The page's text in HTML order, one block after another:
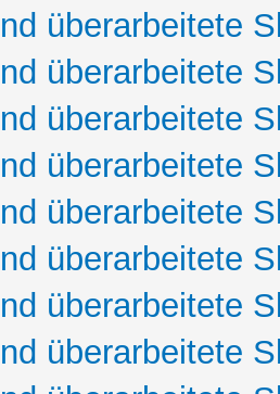
überarbeitete
überarbeitete
überarbeitete
überarbeitete
überarbeitete
überarbeitete
überarbeitete
überarbeitete